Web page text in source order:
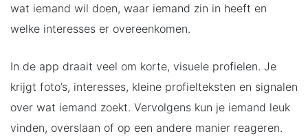
wat iemand wil doen, waar iemand zin in heeft en
welke interesses er overeenkomen.
In de app draait veel om korte, visuele profielen. Je
krijgt foto’s, interesses, kleine profielteksten en signalen
over wat iemand zoekt. Vervolgens kun je iemand leuk
vinden, overslaan of op een andere manier reageren.